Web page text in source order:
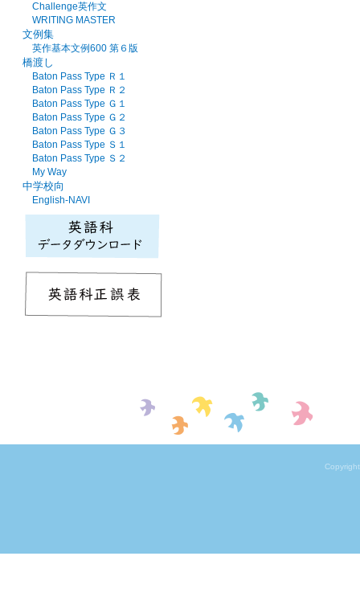
Challenge英作文
WRITING MASTER
文例集
英作基本文例600 第６版
橋渡し
Baton Pass Type Ｒ１
Baton Pass Type Ｒ２
Baton Pass Type Ｇ１
Baton Pass Type Ｇ２
Baton Pass Type Ｇ３
Baton Pass Type Ｓ１
Baton Pass Type Ｓ２
My Way
中学校向
English-NAVI